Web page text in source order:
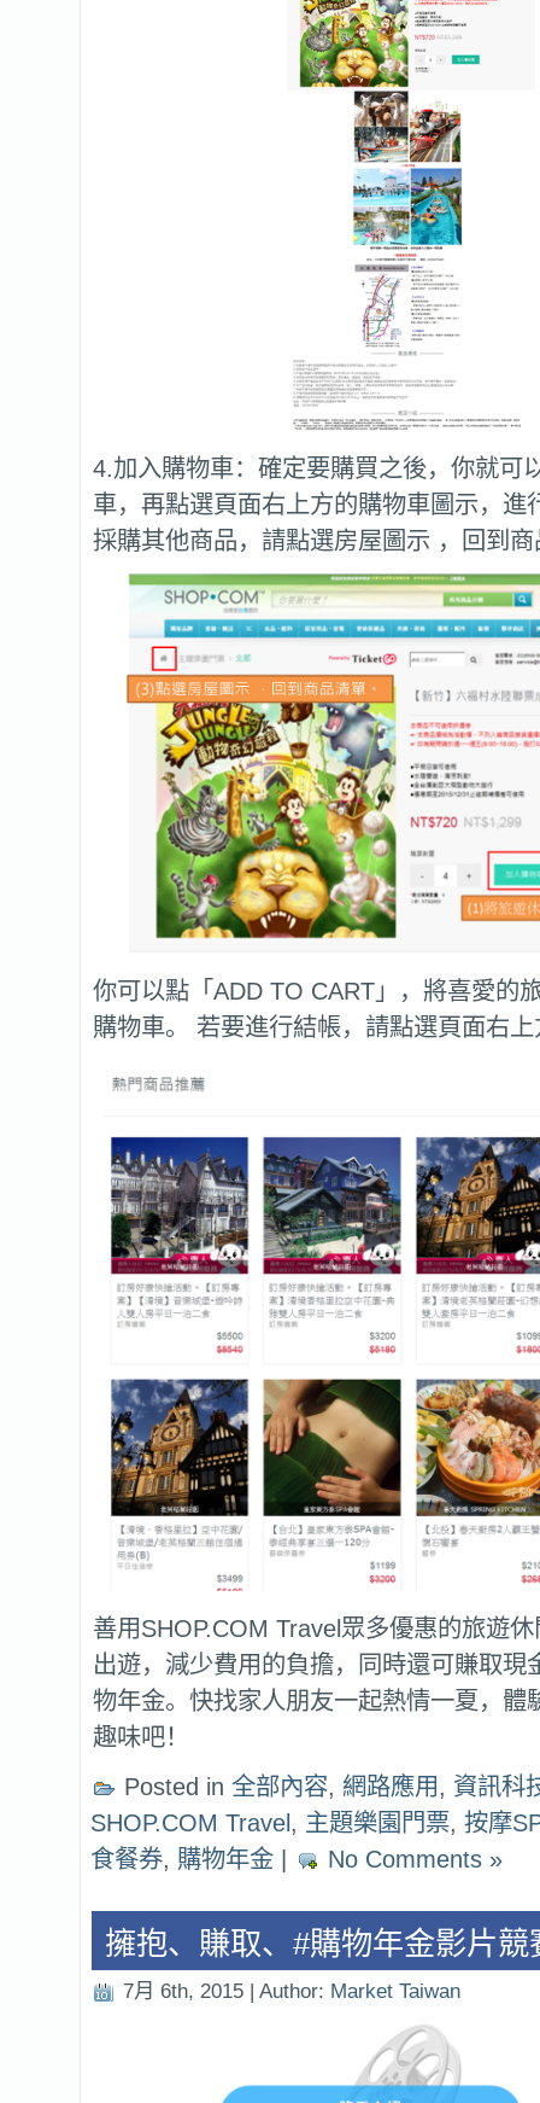
4.加入購物車：確定要購買之後，你就可
車，再點選頁面右上方的購物車圖示，進
採購其他商品，請點選房屋圖示 ，回到
你可以點「ADD TO CART」，將喜愛的
購物車。 若要進行結帳，請點選頁面右
善用SHOP.COM Travel眾多優惠的旅遊
出遊，減少費用的負擔，同時還可賺取現
物年金。快找家人朋友一起熱情一夏，體
趣味吧！
Posted in 全部內容, 網路應用, 資訊科
SHOP.COM Travel , 主題樂園門票, 按摩
食餐券, 購物年金 No Comments »
擁抱、賺取、#購物年金影片競
7月 6th, 2015 | Author: Market Taiwan